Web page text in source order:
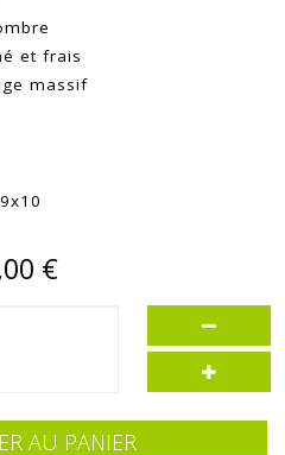
et frais
massif
€
AU PANIER